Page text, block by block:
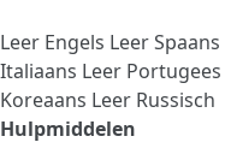
Leer Engels Leer Spaans
Italiaans Leer Portugees
Koreaans Leer Russisch
Hulpmiddelen